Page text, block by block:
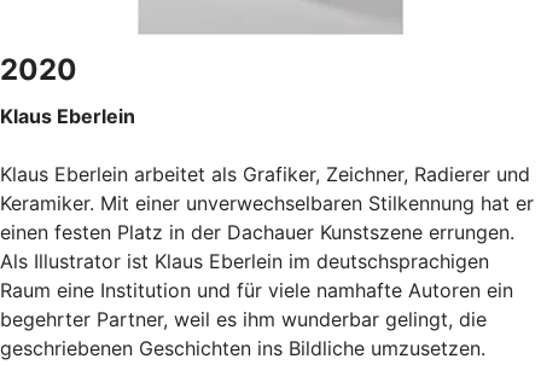
2020
Klaus Eberlein
Klaus Eberlein arbeitet als Grafiker, Zeichner, Radierer und
Keramiker. Mit einer unverwechselbaren Stilkennung hat er
einen festen Platz in der Dachauer Kunstszene errungen.
Als Illustrator ist Klaus Eberlein im deutschsprachigen
Raum eine Institution und für viele namhafte Autoren ein
begehrter Partner, weil es ihm wunderbar gelingt, die
geschriebenen Geschichten ins Bildliche umzusetzen.